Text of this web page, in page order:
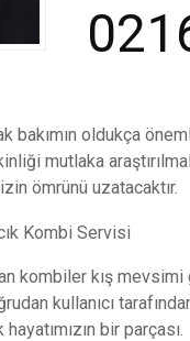
oldukça
mutlaka
ömrünü uzatacaktır.
kombiler kış mevsimi
kullanıcı
bir parçası.